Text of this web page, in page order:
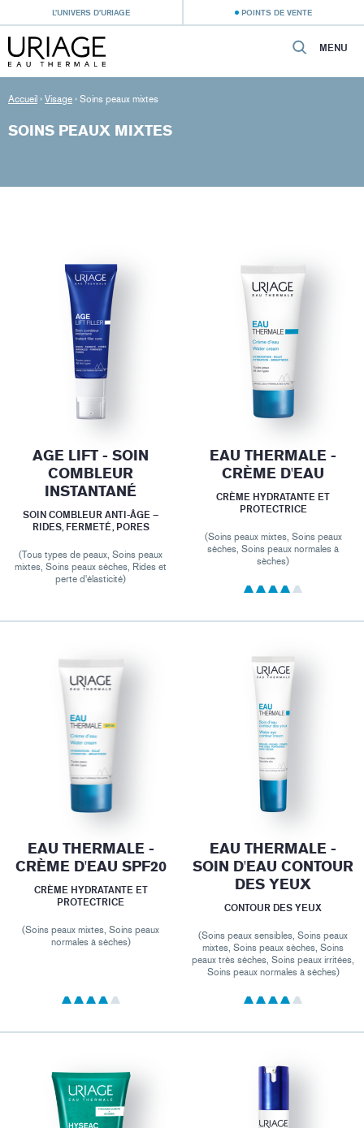
L’UNIVERS D’URIAGE POINTS DE VENTE
MENU
Accueil › Visage › Soins peaux mixtes
SOINS PEAUX MIXTES
AGE LIFT - SOIN
COMBLEUR
INSTANTANÉ
SOIN COMBLEUR ANTI-ÂGE –
RIDES, FERMETÉ, PORES
(Tous types de peaux, Soins peaux
mixtes, Soins peaux sèches, Rides et
perte d'élasticité)
EAU THERMALE -
CRÈME D'EAU
CRÈME HYDRATANTE ET
PROTECTRICE
(Soins peaux mixtes, Soins peaux
sèches, Soins peaux normales à
sèches)
EAU THERMALE -
CRÈME D'EAU SPF20
CRÈME HYDRATANTE ET
PROTECTRICE
(Soins peaux mixtes, Soins peaux
normales à sèches)
EAU THERMALE -
SOIN D'EAU CONTOUR
DES YEUX
CONTOUR DES YEUX
(Soins peaux sensibles, Soins peaux
mixtes, Soins peaux sèches, Soins
peaux très sèches, Soins peaux irritées,
Soins peaux normales à sèches)